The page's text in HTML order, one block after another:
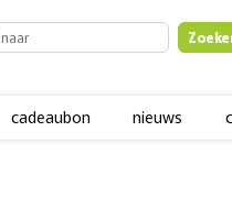
cadeaubon nieuws